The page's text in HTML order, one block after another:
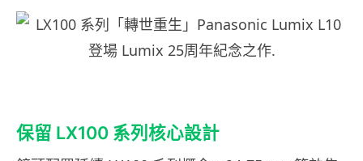
保留 LX100 系列核心設計